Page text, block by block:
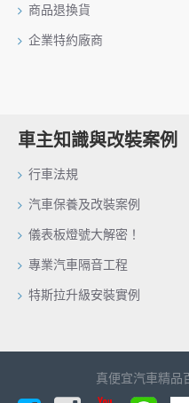
商品退換貨
企業特約廠商
車主知識與改裝案例
行車法規
汽車保養及改裝案例
儀表板燈號大解密！
專業汽車隔音工程
特斯拉升級安裝實例
真便宜汽車精品